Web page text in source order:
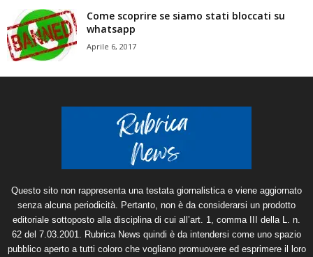
Come scoprire se siamo stati bloccati su
whatsapp
Aprile 6, 2017
Questo sito non rappresenta una testata giornalistica e viene aggiornato
senza alcuna periodicità. Pertanto, non è da considerarsi un prodotto
editoriale sottoposto alla disciplina di cui all’art. 1, comma III della L. n.
62 del 7.03.2001. Rubrica News quindi è da intendersi come uno spazio
pubblico aperto a tutti coloro che vogliano promuovere ed esprimere il loro